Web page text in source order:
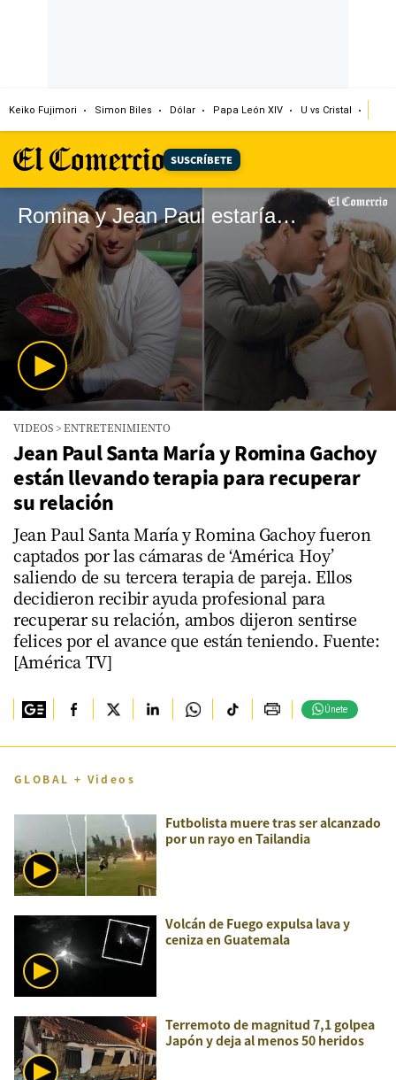
Keiko Fujimori Simon Biles Dólar Papa León XIV U vs Cristal
SUSCRÍBETE
Romina y Jean Paul estarían llevando terapia de pareja
seconds
minutes,
38
seconds
VIDEOS >ENTRETENIMIENTO
Jean Paul Santa María y Romina Gachoy
están llevando terapia para recuperar
su relación
Jean Paul Santa María y Romina Gachoy fueron
captados por las cámaras de ‘América Hoy’
saliendo de su tercera terapia de pareja. Ellos
decidieron recibir ayuda profesional para
recuperar su relación, ambos dijeron sentirse
felices por el avance que están teniendo. Fuente:
[América TV]
Únete
GLOBAL + Videos
Futbolista muere tras ser alcanzado
por un rayo en Tailandia
Volcán de Fuego expulsa lava y
ceniza en Guatemala
Terremoto de magnitud 7,1 golpea
Japón y deja al menos 50 heridos